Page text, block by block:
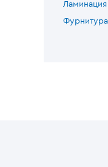
Фурнитура